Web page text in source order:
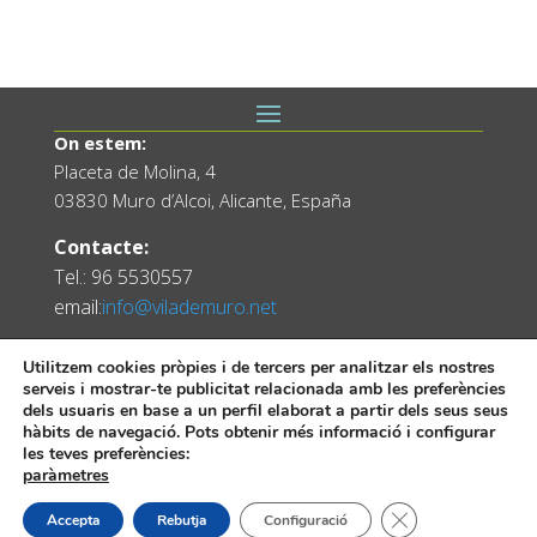
On estem:
Placeta de Molina, 4
03830 Muro d’Alcoi, Alicante, España
Contacte:
Tel.: 96 5530557
email:info@vilademuro.net
Web desenvolupada pel Servei d'Informàtica
Diputació d'Alacant.
Utilitzem cookies pròpies i de tercers per analitzar els nostres
serveis i mostrar-te publicitat relacionada amb les preferències
dels usuaris en base a un perfil elaborat a partir dels seus seus
hàbits de navegació. Pots obtenir més informació i configurar
les teves preferències:
paràmetres
Accepta Rebutja Configuració Tanca el bàner de